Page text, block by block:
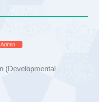
Admin
(Developmental